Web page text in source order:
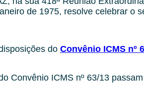
de 1975, resolve celebrar o
do Convênio ICMS nº
Convênio ICMS nº 63/13